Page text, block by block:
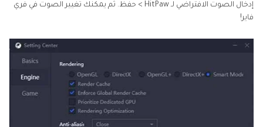
إدخال الصوت الافتراضي لـ HitPaw > حفظ. ثم يمكنك تغيير الصوت في فري
فاير!